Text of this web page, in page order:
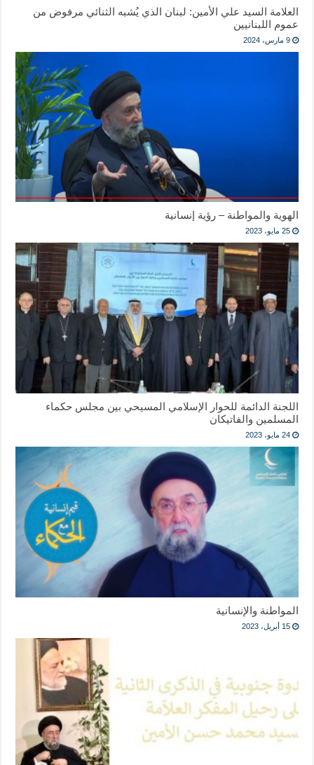
العلامة السيد علي الأمين: لبنان الذي يُشبه الثنائي مرفوض من
عموم اللبنانيين
9 مارس، 2024
الهوية والمواطنة – رؤية إنسانية
25 مايو، 2023
اللجنة الدائمة للحوار الإسلامي المسيحي بين مجلس حكماء
المسلمين والفاتيكان
24 مايو، 2023
المواطنة والإنسانية
15 أبريل، 2023